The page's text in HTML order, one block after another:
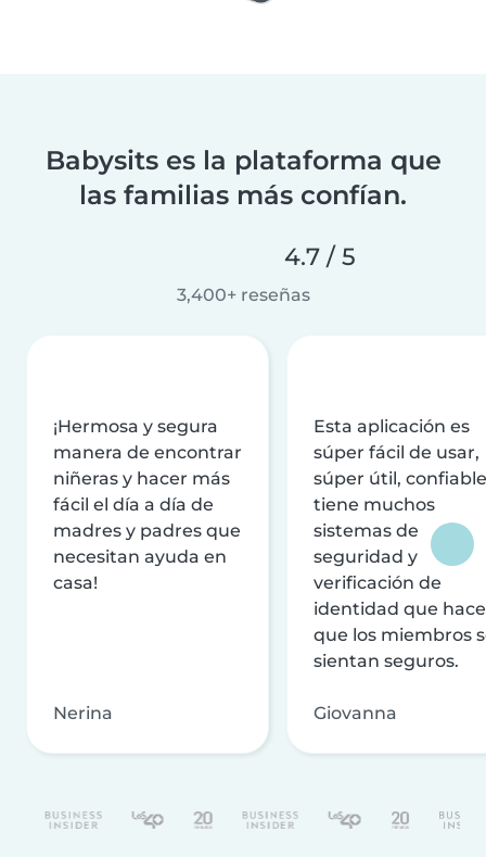
Babysits es la plataforma que
las familias más confían.
4.7 / 5
3,400+ reseñas
¡Hermosa y segura
manera de encontrar
niñeras y hacer más
fácil el día a día de
madres y padres que
necesitan ayuda en
casa!
Nerina
Esta aplicación es
súper fácil de usar,
súper útil,
tiene muchos
sistemas de
seguridad y
verificación de
identidad que
que los miembros
sientan seguros.
Giovanna